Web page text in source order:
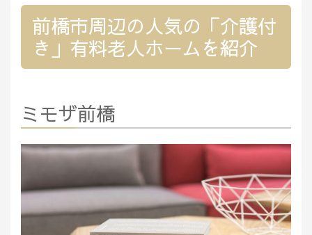
前橋市周辺の人気の「介護付
き」有料老人ホームを紹介
ミモザ前橋